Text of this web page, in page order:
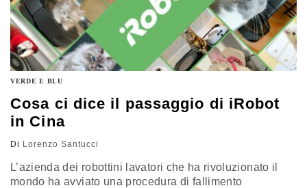
VERDE E BLU
Cosa ci dice il passaggio di iRobot
in Cina
Di Lorenzo Santucci
L’azienda dei robottini lavatori che ha rivoluzionato il
mondo ha avviato una procedura di fallimento